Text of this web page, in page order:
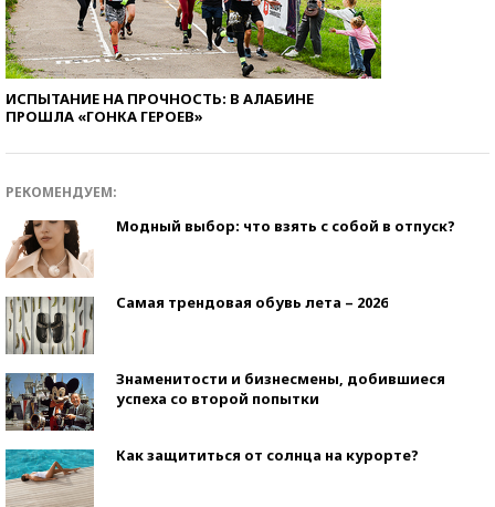
ИСПЫТАНИЕ НА ПРОЧНОСТЬ: В АЛАБИНЕ
ПРОШЛА «ГОНКА ГЕРОЕВ»
РЕКОМЕНДУЕМ:
Модный выбор: что взять с собой в отпуск?
Самая трендовая обувь лета – 2026
Знаменитости и бизнесмены, добившиеся
успеха со второй попытки
Как защититься от солнца на курорте?